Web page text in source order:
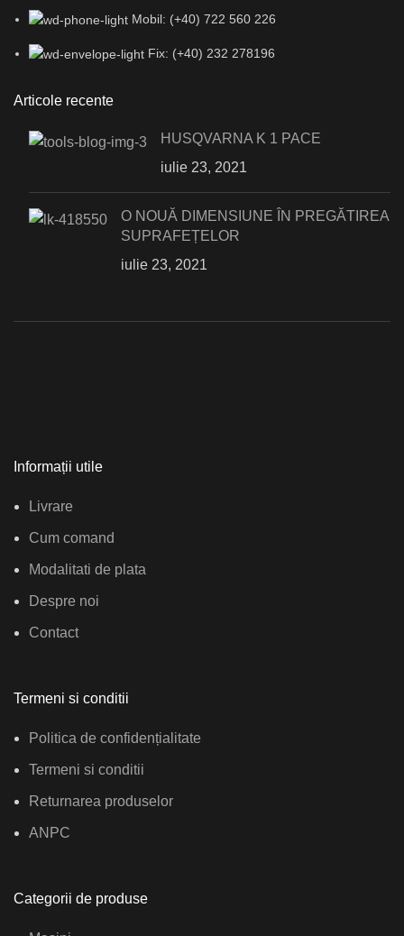
Mobil: (+40) 722 560 226
Fix: (+40) 232 278196
Articole recente
HUSQVARNA K 1 PACE
iulie 23, 2021
О NOUĂ DIMENSIUNE ÎN PREGĂTIREA
SUPRAFEȚELOR
iulie 23, 2021
Informații utile
Livrare
Cum comand
Modalitati de plata
Despre noi
Contact
Termeni si conditii
Politica de confidențialitate
Termeni si conditii
Returnarea produselor
ANPC
Categorii de produse